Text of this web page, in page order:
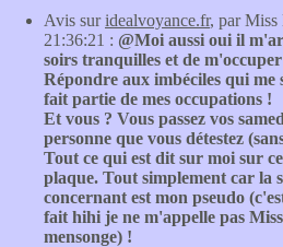
Avis suridealvoyance.fr, par
21:36:21 : @Moi aussi oui il
soirs tranquilles et de
Répondre aux imbéciles qui me
fait partie de mes occupations !
Et vous ? Vous passez vos
personne que vous détestez
Tout ce qui est dit sur moi sur
plaque. Tout simplement car la
concernant est mon pseudo
fait hihi je ne m'appelle pas
mensonge) !